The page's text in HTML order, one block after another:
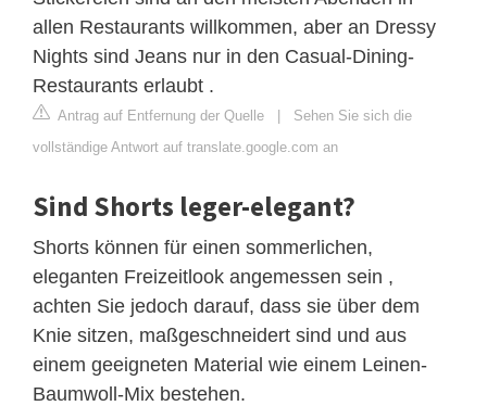
allen Restaurants willkommen, aber an Dressy
Nights sind Jeans nur in den Casual-Dining-
Restaurants erlaubt .
Antrag auf Entfernung der Quelle | Sehen Sie sich die
vollständige Antwort auf translate.google.com an
Sind Shorts leger-elegant?
Shorts können für einen sommerlichen,
eleganten Freizeitlook angemessen sein ,
achten Sie jedoch darauf, dass sie über dem
Knie sitzen, maßgeschneidert sind und aus
einem geeigneten Material wie einem Leinen-
Baumwoll-Mix bestehen.